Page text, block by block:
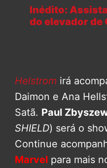
Inédito:
do elevador de
Helstrom irá
Daimon e Ana
Satã. Paul
SHIELD) será o
Continue
Marvel para mais